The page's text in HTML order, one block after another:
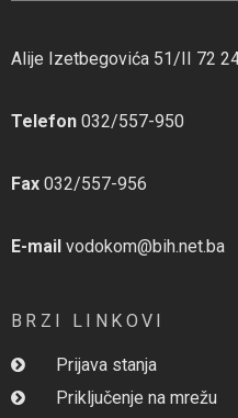
Alije Izetbegovića 51/II 72
Telefon 032/557-950
Fax 032/557-956
E-mail vodokom@bih.net.ba
BRZI LINKOVI
Prijava stanja
Priključenje na mrežu